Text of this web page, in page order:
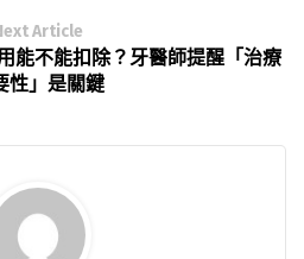
Article
能不能扣除？牙醫師提醒「治療
性」是關鍵